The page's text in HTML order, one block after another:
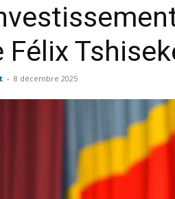
Félix
- 8 décembre 2025